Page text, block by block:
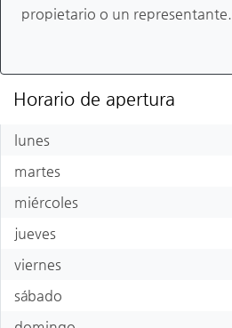
propietario o un representante.
Horario de apertura
lunes
martes
miércoles
jueves
viernes
sábado